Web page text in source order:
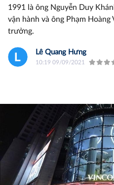
1991 là ông Nguyễn Duy
vận hành và ông Phạm
trưởng.
Lê Quang Hưng
10:19 09/09/2021